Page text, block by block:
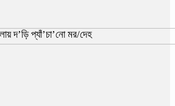
দ’ড়ি প্যাঁ’চা’নো মর/দেহ